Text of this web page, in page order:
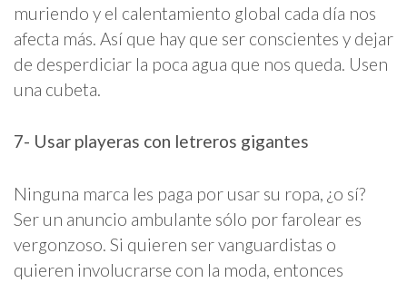
muriendo y el calentamiento global cada día nos
afecta más. Así que hay que ser conscientes y dejar
de desperdiciar la poca agua que nos queda. Usen
una cubeta.
7- Usar playeras con letreros gigantes
Ninguna marca les paga por usar su ropa, ¿o sí?
Ser un anuncio ambulante sólo por farolear es
vergonzoso. Si quieren ser vanguardistas o
quieren involucrarse con la moda, entonces